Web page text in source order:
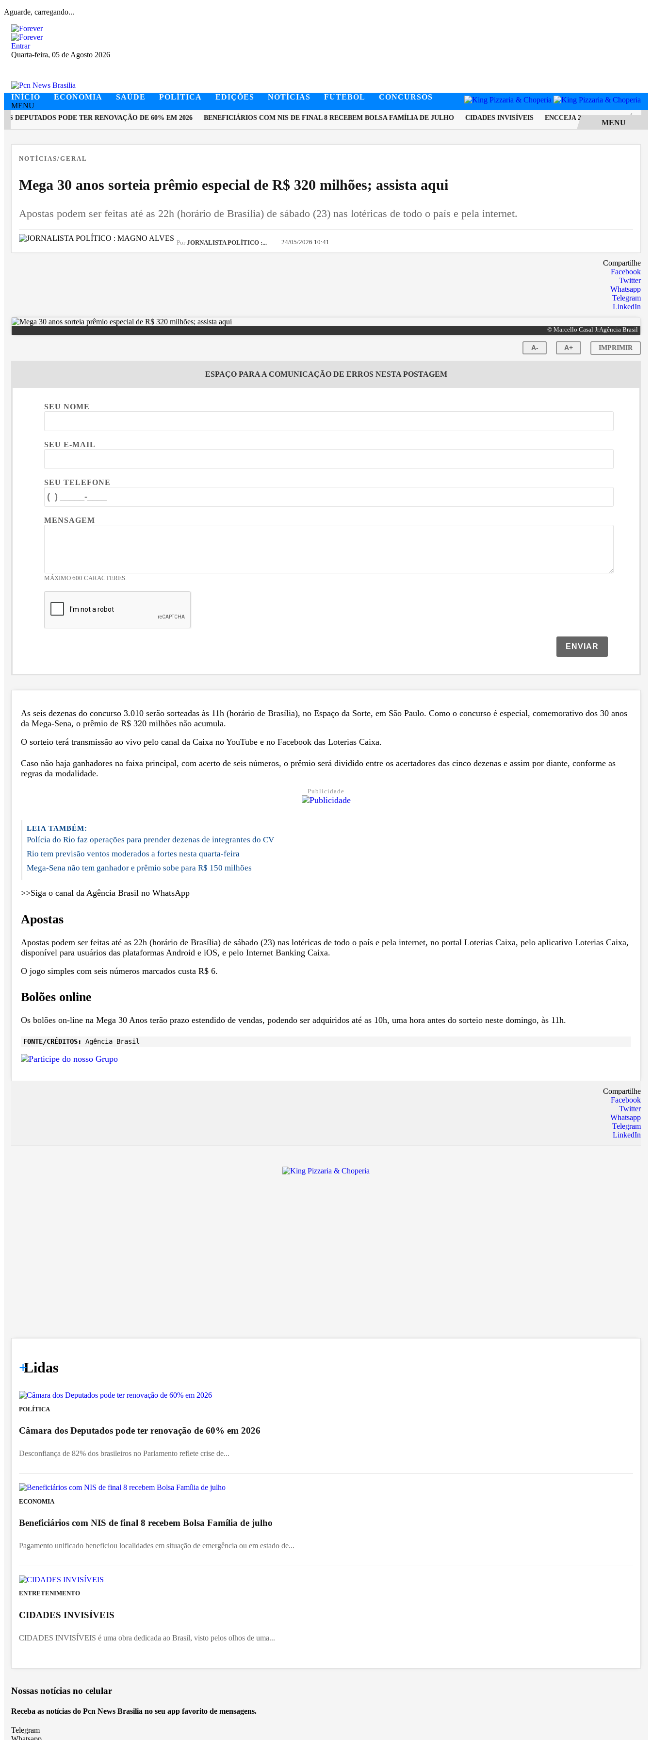
Aguarde, carregando...
Entrar
Quarta-feira, 05 de Agosto 2026
INÍCIO ECONOMIA SAÚDE POLÍTICA EDIÇÕES NOTÍCIAS FUTEBOL
CONCURSOS
MENU
DEPUTADOS PODE TER RENOVAÇÃO DE 60% EM 2026 BENEFICIÁRIOS COM NIS DE FINAL 8 RECEBEM BOLSA FAMÍLIA DE JULHO CIDADES INVISÍVEIS ENCCEJA 2026: ALUNOS JÁ
MENU
NOTÍCIAS/GERAL
Mega 30 anos sorteia prêmio especial de R$ 320 milhões; assista aqui
Apostas podem ser feitas até as 22h (horário de Brasília) de sábado (23) nas lotéricas de todo o país e pela internet.
Por JORNALISTA POLÍTICO :... 24/05/2026 10:41
Compartilhe
Facebook
Twitter
Whatsapp
Telegram
LinkedIn
© Marcello Casal JrAgência Brasil
A- A+ IMPRIMIR
ESPAÇO PARA A COMUNICAÇÃO DE ERROS NESTA POSTAGEM
SEU NOME
SEU E-MAIL
SEU TELEFONE
MENSAGEM
MÁXIMO 600 CARACTERES.
ENVIAR
As seis dezenas do concurso 3.010 serão sorteadas às 11h (horário de Brasília), no Espaço da Sorte, em São Paulo. Como o concurso é especial, comemorativo dos 30 anos
da Mega-Sena, o prêmio de R$ 320 milhões não acumula.
O sorteio terá transmissão ao vivo pelo canal da Caixa no YouTube e no Facebook das Loterias Caixa.
Caso não haja ganhadores na faixa principal, com acerto de seis números, o prêmio será dividido entre os acertadores das cinco dezenas e assim por diante, conforme as
regras da modalidade.
Publicidade
LEIA TAMBÉM:
Polícia do Rio faz operações para prender dezenas de integrantes do CV
Rio tem previsão ventos moderados a fortes nesta quarta-feira
Mega-Sena não tem ganhador e prêmio sobe para R$ 150 milhões
>>Siga o canal da Agência Brasil no WhatsApp
Apostas
Apostas podem ser feitas até as 22h (horário de Brasília) de sábado (23) nas lotéricas de todo o país e pela internet, no portal Loterias Caixa, pelo aplicativo Loterias Caixa,
disponível para usuários das plataformas Android e iOS, e pelo Internet Banking Caixa.
O jogo simples com seis números marcados custa R$ 6.
Bolões online
Os bolões on-line na Mega 30 Anos terão prazo estendido de vendas, podendo ser adquiridos até as 10h, uma hora antes do sorteio neste domingo, às 11h.
FONTE/CRÉDITOS: Agência Brasil
Compartilhe
Facebook
Twitter
Whatsapp
Telegram
LinkedIn
+
Lidas
POLÍTICA
Câmara dos Deputados pode ter renovação de 60% em 2026
Desconfiança de 82% dos brasileiros no Parlamento reflete crise de...
ECONOMIA
Beneficiários com NIS de final 8 recebem Bolsa Família de julho
Pagamento unificado beneficiou localidades em situação de emergência ou em estado de...
ENTRETENIMENTO
CIDADES INVISÍVEIS
CIDADES INVISÍVEIS é uma obra dedicada ao Brasil, visto pelos olhos de uma...
Nossas notícias no celular
Receba as notícias do Pcn News Brasilia no seu app favorito de mensagens.
Telegram